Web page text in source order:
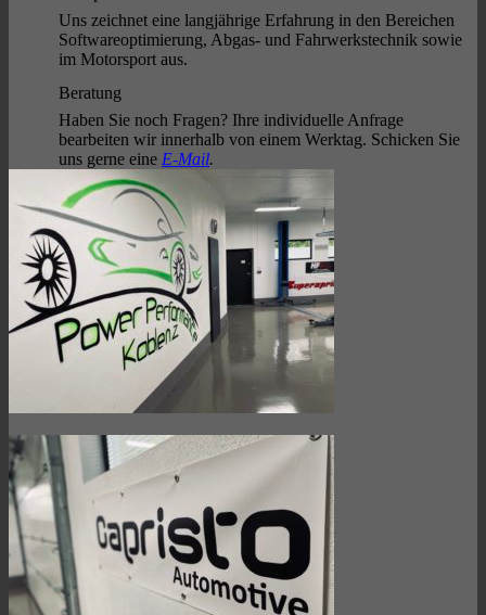
Uns zeichnet eine langjährige Erfahrung in den Bereichen
Softwareoptimierung, Abgas- und Fahrwerkstechnik sowie
im Motorsport aus.
Beratung
Haben Sie noch Fragen? Ihre individuelle Anfrage
bearbeiten wir innerhalb von einem Werktag. Schicken Sie
uns gerne eine E-Mail.